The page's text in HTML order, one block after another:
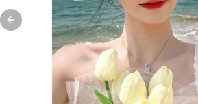
Previous slide